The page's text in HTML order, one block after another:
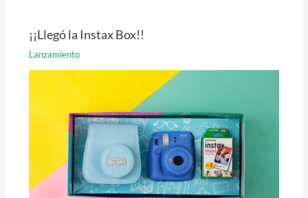
¡¡Llegó la Instax Box!!
Lanzamiento